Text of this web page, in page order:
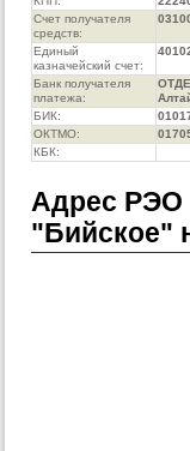
Счет получателя
средств:
Единый
казначейский счет:
Банк получателя
платежа:
БИК:
ОКТМО:
КБК:
Адрес
"Бийское"